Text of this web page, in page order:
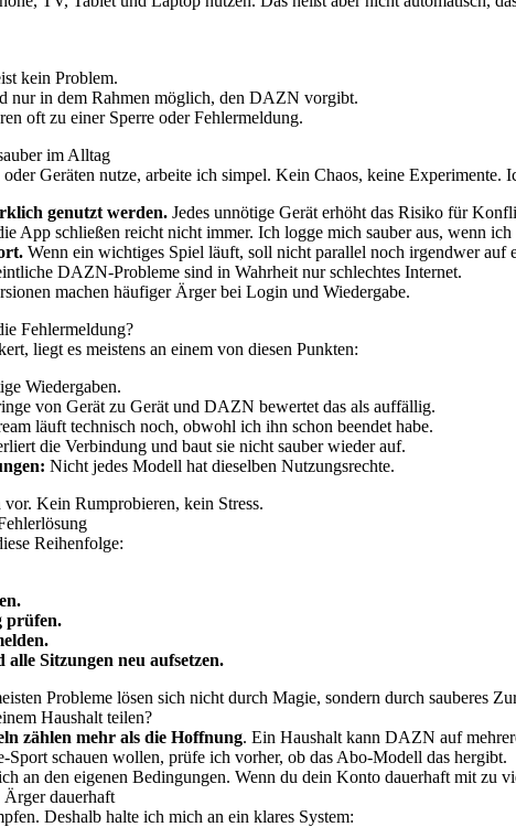
kein Problem.
nur in dem Rahmen möglich, den DAZN vorgibt.
oft zu einer Sperre oder Fehlermeldung.
im Alltag
Geräten nutze, arbeite ich simpel. Kein Chaos, keine Experimente.
genutzt werden. Jedes unnötige Gerät erhöht das Risiko für
App schließen reicht nicht immer. Ich logge mich sauber aus, wenn
Wenn ein wichtiges Spiel läuft, soll nicht parallel noch irgendwer auf
DAZN-Probleme sind in Wahrheit nur schlechtes Internet.
machen häufiger Ärger bei Login und Wiedergabe.
Fehlermeldung?
liegt es meistens an einem von diesen Punkten:
Wiedergaben.
von Gerät zu Gerät und DAZN bewertet das als auffällig.
läuft technisch noch, obwohl ich ihn schon beendet habe.
die Verbindung und baut sie nicht sauber wieder auf.
Nicht jedes Modell hat dieselben Nutzungsrechte.
Kein Rumprobieren, kein Stress.
Reihenfolge:
prüfen.
Sitzungen neu aufsetzen.
Probleme lösen sich nicht durch Magie, sondern durch sauberes
Haushalt teilen?
zählen mehr als die Hoffnung. Ein Haushalt kann DAZN auf
Sport schauen wollen, prüfe ich vorher, ob das Abo-Modell das hergibt.
an den eigenen Bedingungen. Wenn du dein Konto dauerhaft mit zu
dauerhaft
Deshalb halte ich mich an ein klares System: